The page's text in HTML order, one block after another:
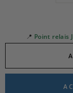
📍 Point relais